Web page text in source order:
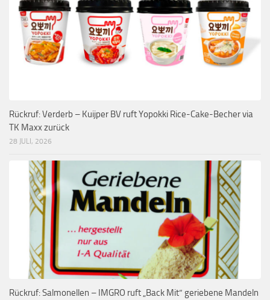
Rückruf: Verderb – Kuijper BV ruft Yopokki Rice-Cake-Becher via
TK Maxx zurück
28 JULI, 2026
Rückruf: Salmonellen – IMGRO ruft „Back Mit“ geriebene Mandeln